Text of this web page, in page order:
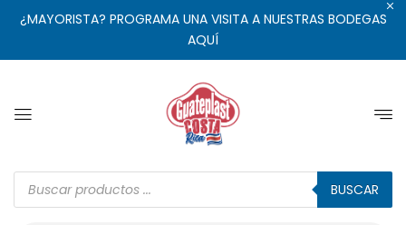
¿MAYORISTA? PROGRAMA UNA VISITA A NUESTRAS BODEGAS
AQUÍ
BUSCAR